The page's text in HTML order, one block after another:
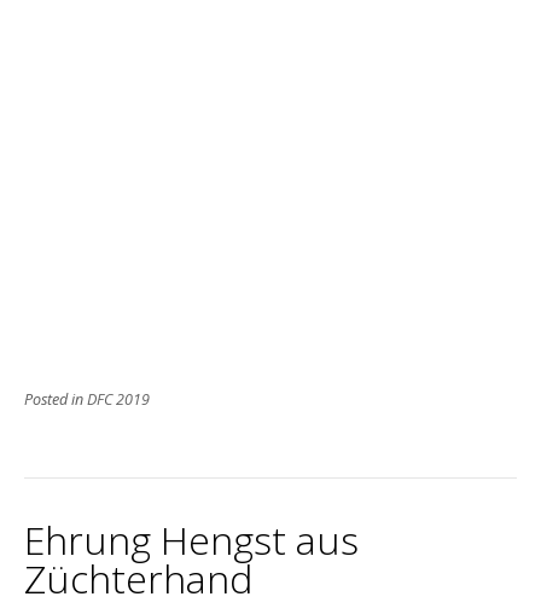
Posted inDFC 2019
Ehrung Hengst aus
Züchterhand